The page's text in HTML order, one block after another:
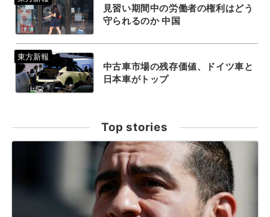
見習い期間中の労働者の権利はどう
守られるのか 中国
中古車市場の残存価値、ドイツ車と
日本車がトップ
Top stories